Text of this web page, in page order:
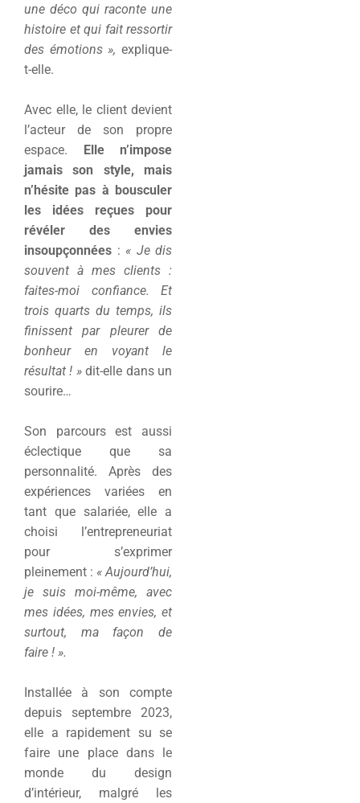
une déco qui raconte une
histoire et qui fait ressortir
des émotions », explique-
t-elle.
Avec elle, le client devient
l’acteur de son propre
espace. Elle n’impose
jamais son style, mais
n’hésite pas à bousculer
les idées reçues pour
révéler des envies
insoupçonnées : « Je dis
souvent à mes clients :
faites-moi confiance. Et
trois quarts du temps, ils
finissent par pleurer de
bonheur en voyant le
résultat ! »dit-elle dans un
sourire…
Son parcours est aussi
éclectique que sa
personnalité. Après des
expériences variées en
tant que salariée, elle a
choisi l’entrepreneuriat
pour s’exprimer
pleinement : « Aujourd’hui,
je suis moi-même, avec
mes idées, mes envies, et
surtout, ma façon de
faire ! ».
Installée à son compte
depuis septembre 2023,
elle a rapidement su se
faire une place dans le
monde du design
d’intérieur, malgré les